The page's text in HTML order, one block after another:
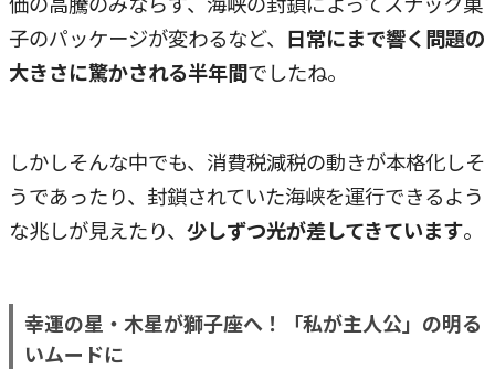
子のパッケージが変わるなど、 日常にまで響く問題の
大きさに驚かされる半年間でしたね。
しかしそんな中でも、消費税減税の動きが本格化しそ
うであったり、封鎖されていた海峡を運行できるよう
な兆しが見えたり、 少しずつ光が差してきています。
幸運の星・木星が獅子座へ！「私が主人公」の明る
いムードに